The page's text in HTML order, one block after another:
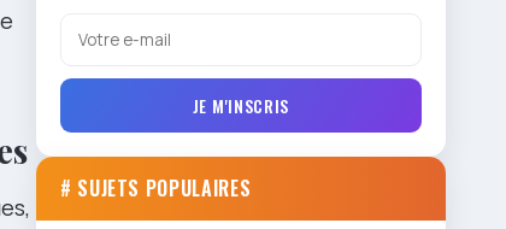
puis
JE M'INSCRIS
# SUJETS POPULAIRES